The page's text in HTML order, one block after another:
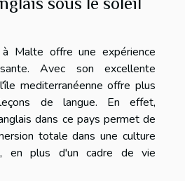
Malte offre une expérience
Avec son excellente
mediterranéenne offre plus
de langue. En effet,
dans ce pays permet de
totale dans une culture
en plus d'un cadre de vie